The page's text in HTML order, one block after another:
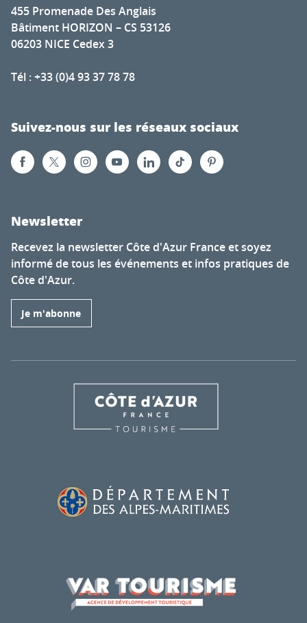
455 Promenade Des Anglais
Bâtiment HORIZON – CS 53126
06203 NICE Cedex 3
Tél : +33 (0)4 93 37 78 78
Suivez-nous sur les réseaux sociaux
Newsletter
Recevez la newsletter Côte d'Azur France et soyez
informé de tous les événements et infos pratiques de
Côte d'Azur.
Je m'abonne